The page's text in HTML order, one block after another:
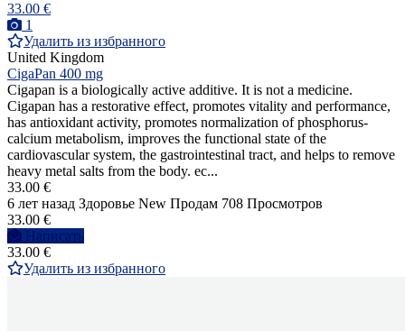
33.00 €
1
Удалить из избранного
United Kingdom
CigaPan 400 mg
Cigapan is a biologically active additive. It is not a medicine.
Cigapan has a restorative effect, promotes vitality and performance,
has antioxidant activity, promotes normalization of phosphorus-
calcium metabolism, improves the functional state of the
cardiovascular system, the gastrointestinal tract, and helps to remove
heavy metal salts from the body. ec...
33.00 €
6 лет назад Здоровье New Продам 708 Просмотров
33.00 €
Написать
33.00 €
Удалить из избранного